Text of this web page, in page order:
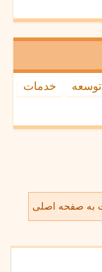
توسعه
خدمات
به صفحه اصلی